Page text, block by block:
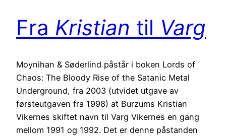
Fra Kristian til Varg
Moynihan & Søderlind påstår i boken Lords of
Chaos: The Bloody Rise of the Satanic Metal
Underground, fra 2003 (utvidet utgave av
førsteutgaven fra 1998) at Burzums Kristian
Vikernes skiftet navn til Varg Vikernes en gang
mellom 1991 og 1992. Det er denne påstanden